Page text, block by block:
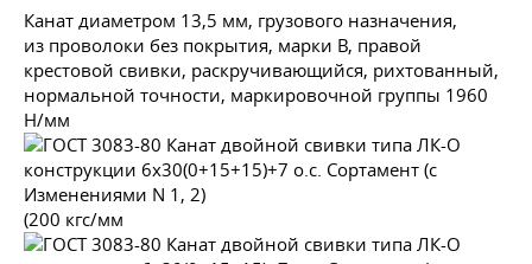
Канат диаметром 13,5 мм, грузового назначения,
из проволоки без покрытия, марки В, правой
крестовой свивки, раскручивающийся, рихтованный,
нормальной точности, маркировочной группы 1960
Н/мм
(200 кгс/мм